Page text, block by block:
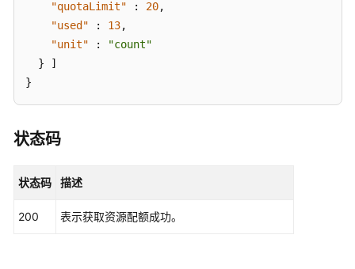
区
户
（巴
"quotaLimit"
: 20,
"used"
: 13,
"unit"
:
"count"
}
]
}
状态码
状态码 描述
200 表示获取资源配额成功。